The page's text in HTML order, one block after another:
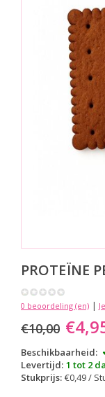
PROTEÏNE
0 beoordeling (en) |
€10,00
Beschikbaarheid:
Levertijd: 1 tot 2
Stukprijs: €0,49 /